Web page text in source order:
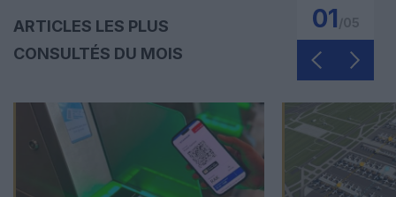
ARTICLES LES PLUS
CONSULTÉS DU MOIS
01